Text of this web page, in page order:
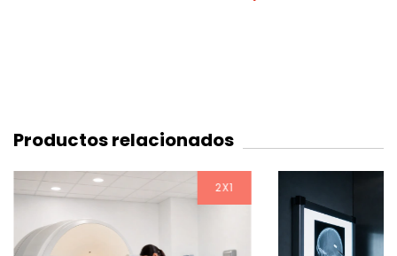
Productos relacionados
2X1